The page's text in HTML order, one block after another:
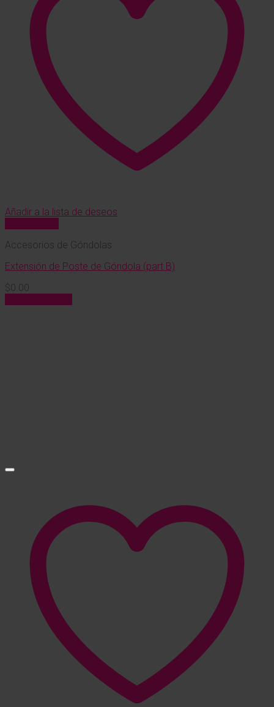
Añadir a la lista de deseos
Accesorios de Góndolas
Extensión de Poste de Góndola (part B)
$0.00